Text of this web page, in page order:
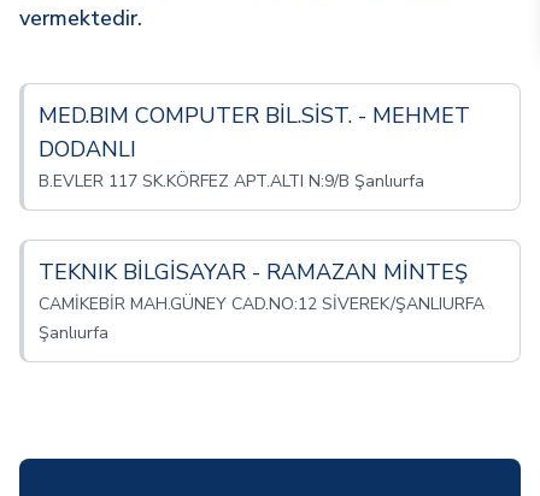
vermektedir.
MED.BIM COMPUTER BİL.SİST. - MEHMET
DODANLI
B.EVLER 117 SK.KÖRFEZ APT.ALTI N:9/B Şanlıurfa
TEKNIK BİLGİSAYAR - RAMAZAN MİNTEŞ
CAMİKEBİR MAH.GÜNEY CAD.NO:12 SİVEREK/ŞANLIURFA
Şanlıurfa